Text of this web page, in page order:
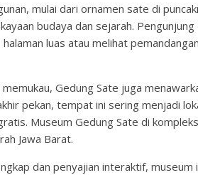
mulai dari ornamen sate di
budaya dan sejarah.
luas atau melihat
memukau, Gedung Sate juga
pekan, tempat ini sering menjadi
Museum Gedung Sate di
Jawa Barat.
dan penyajian interaktif,